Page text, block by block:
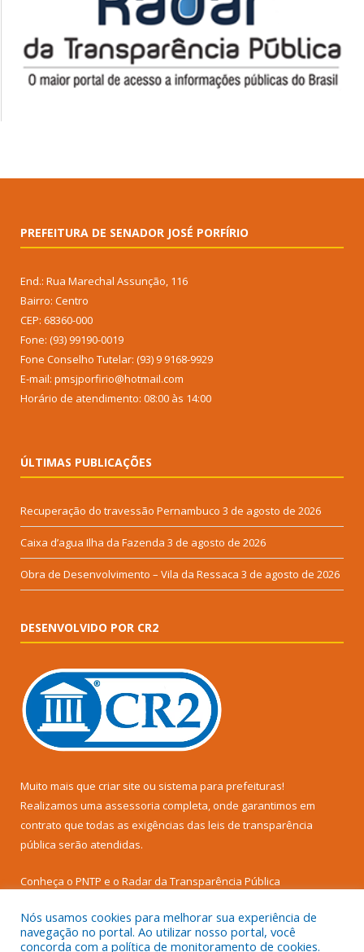
PREFEITURA DE SENADOR JOSÉ PORFÍRIO
End.: Rua Marechal Assunção, 116
Bairro: Centro
CEP: 68360-000
Fone: (93) 99190-0019
Fone Conselho Tutelar: (93) 9 9168-9929
E-mail: pmsjporfirio@hotmail.com
Horário de atendimento: 08:00 às 14:00
ÚLTIMAS PUBLICAÇÕES
Recuperação do travessão Pernambuco 3 de agosto de 2026
Caixa d’agua Ilha da Fazenda 3 de agosto de 2026
Obra de Desenvolvimento – Vila da Ressaca 3 de agosto de 2026
DESENVOLVIDO POR CR2
Muito mais que criar site ou sistema para prefeituras!
Realizamos uma assessoria completa, onde garantimos em
contrato que todas as exigências das leis de transparência
pública serão atendidas.
Conheça o PNTP e o Radar da Transparência Pública
Nós usamos cookies para melhorar sua experiência de
navegação no portal. Ao utilizar nosso portal, você
concorda com a política de monitoramento de cookies.